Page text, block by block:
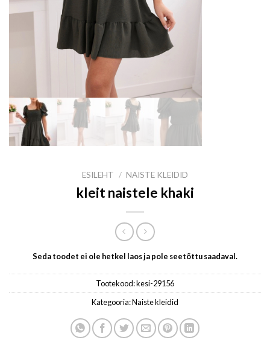
ESILEHT / NAISTE KLEIDID
kleit naistele khaki
Seda toodet ei ole hetkel laos ja pole seetõttu saadaval.
Tootekood:kesi-29156
Kategooria:Naiste kleidid